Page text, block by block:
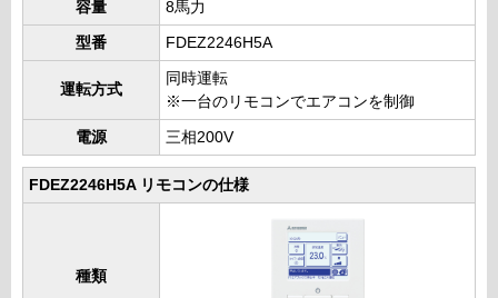
容量 8馬力
型番 FDEZ2246H5A
運転方式
同時運転
※一台のリモコンでエアコンを制御
電源 三相200V
FDEZ2246H5A リモコンの仕様
種類